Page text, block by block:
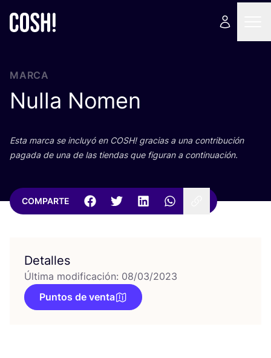
MARCA
Nulla Nomen
Esta mar­ca se inclu­yó en COSH! gra­cias a una con­tri­bu­ción
paga­da de una de las tien­das que figu­ran a continuación.
COMPARTE
Detalles
Última modificación: 08/03/2023
Puntos de venta